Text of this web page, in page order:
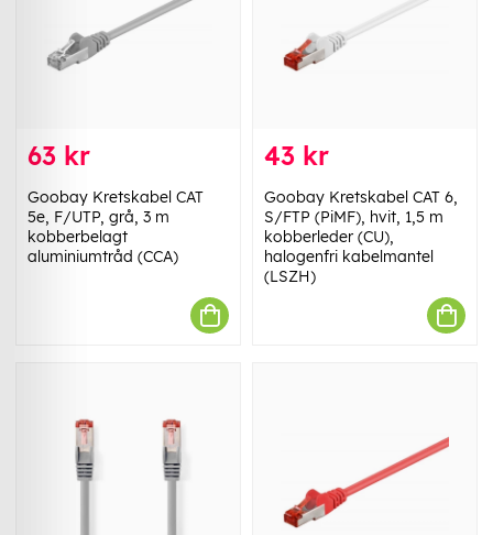
63 kr
Goobay Kretskabel CAT
5e, F/UTP, grå, 3 m
kobberbelagt
aluminiumtråd (CCA)
43 kr
Goobay Kretskabel CAT 6,
S/FTP (PiMF), hvit, 1,5 m
kobberleder (CU),
halogenfri kabelmantel
(LSZH)